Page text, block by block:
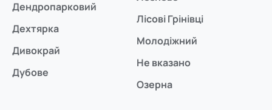
Дендропарковий
Дехтярка
Дивокрай
Дубове
Лісові Грінівці
Молодіжний
Не вказано
Озерна